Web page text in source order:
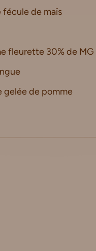
fécule de maïs
fleurette 30% de MG
gelée de pomme